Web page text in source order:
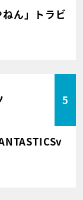
ん」トラビ
5